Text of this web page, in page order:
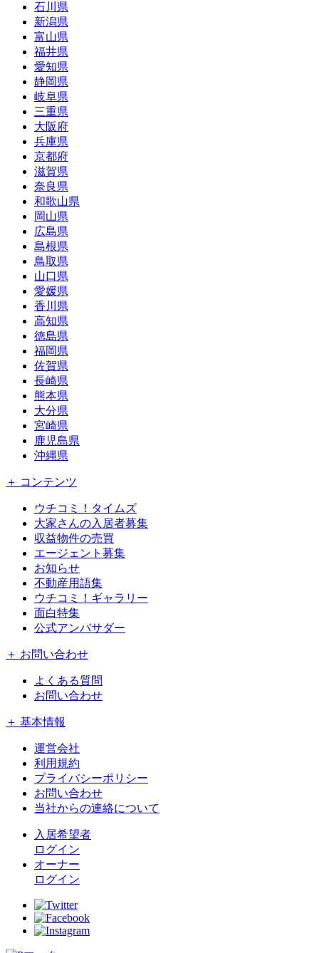
石川県
新潟県
富山県
福井県
愛知県
静岡県
岐阜県
三重県
大阪府
兵庫県
京都府
滋賀県
奈良県
和歌山県
岡山県
広島県
島根県
鳥取県
山口県
愛媛県
香川県
高知県
徳島県
福岡県
佐賀県
長崎県
熊本県
大分県
宮崎県
鹿児島県
沖縄県
＋ コンテンツ
ウチコミ！タイムズ
大家さんの入居者募集
収益物件の売買
エージェント募集
お知らせ
不動産用語集
ウチコミ！ギャラリー
面白特集
公式アンバサダー
＋ お問い合わせ
よくある質問
お問い合わせ
＋ 基本情報
運営会社
利用規約
プライバシーポリシー
お問い合わせ
当社からの連絡について
入居希望者
ログイン
オーナー
ログイン